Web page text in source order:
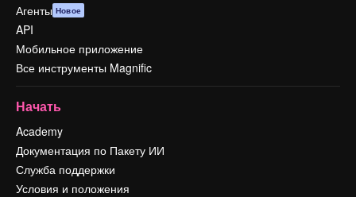
Агенты Новое
API
Мобильное приложение
Все инструменты Magnific
Начать
Academy
Документация по Пакету ИИ
Служба поддержки
Условия и положения